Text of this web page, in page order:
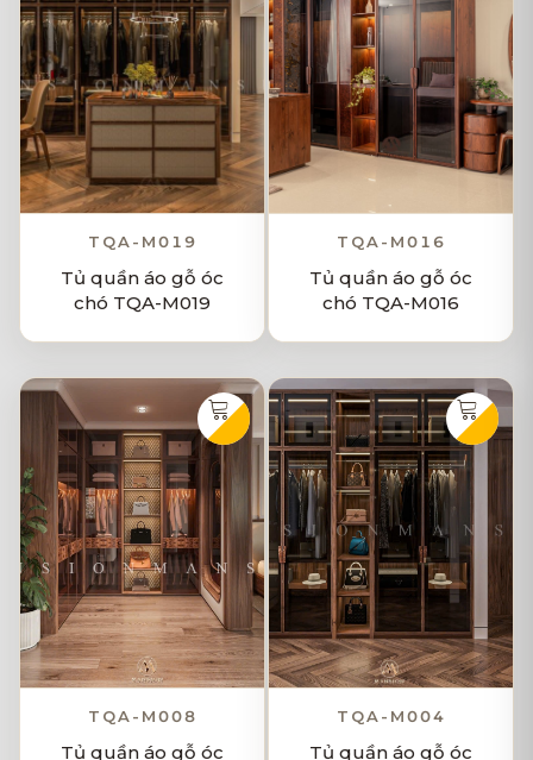
TQA-M019
Tủ quần áo gỗ óc
chó TQA-M019
TQA-M016
Tủ quần áo gỗ óc
chó TQA-M016
TQA-M008
Tủ quần áo gỗ óc
TQA-M004
Tủ quần áo gỗ óc